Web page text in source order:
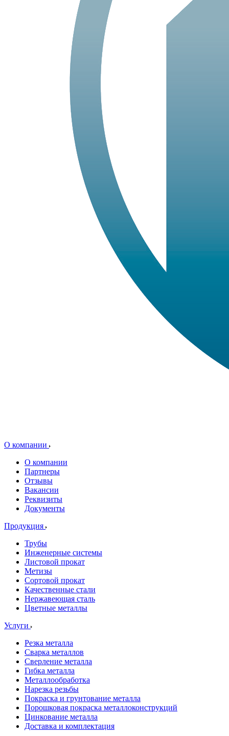
О компании
О компании
Партнеры
Отзывы
Вакансии
Реквизиты
Документы
Продукция
Трубы
Инженерные системы
Листовой прокат
Метизы
Сортовой прокат
Качественные стали
Нержавеющая сталь
Цветные металлы
Услуги
Резка металла
Сварка металлов
Сверление металла
Гибка металла
Металлообработка
Нарезка резьбы
Покраска и грунтование металла
Порошковая покраска металлоконструкций
Цинкование металла
Доставка и комплектация